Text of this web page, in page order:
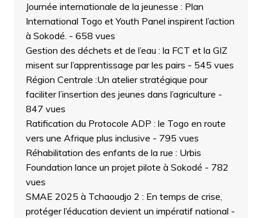
Journée internationale de la jeunesse : Plan
International Togo et Youth Panel inspirent l’action
à Sokodé. - 658 vues
Gestion des déchets et de l’eau : la FCT et la GIZ
misent sur l’apprentissage par les pairs - 545 vues
Région Centrale :Un atelier stratégique pour
faciliter l’insertion des jeunes dans l’agriculture -
847 vues
Ratification du Protocole ADP : le Togo en route
vers une Afrique plus inclusive - 795 vues
Réhabilitation des enfants de la rue : Urbis
Foundation lance un projet pilote à Sokodé - 782
vues
SMAE 2025 à Tchaoudjo 2 : En temps de crise,
protéger l’éducation devient un impératif national -